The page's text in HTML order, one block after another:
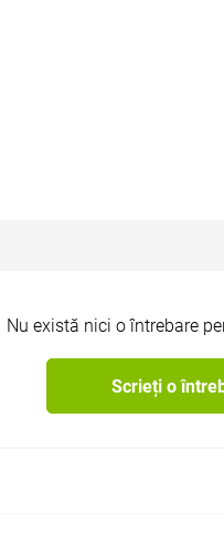
Nu există nici o întrebare
Scrieți o